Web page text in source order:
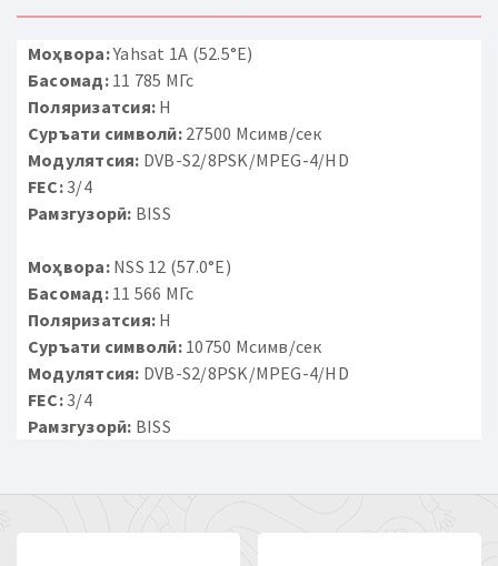
Моҳвора:Yahsat 1A (52.5°E)
Басомад:11 785 МГс
Поляризатсия: H
Суръати символӣ:27500 Мсимв/сек
Модулятсия: DVB-S2/8PSK/MPEG-4/HD
FEC:3/4
Рамзгузорӣ: BISS
Моҳвора:NSS 12 (57.0°E)
Басомад:11 566 МГс
Поляризатсия: H
Суръати символӣ:10750 Мсимв/сек
Модулятсия: DVB-S2/8PSK/MPEG-4/HD
FEC:3/4
Рамзгузорӣ: BISS